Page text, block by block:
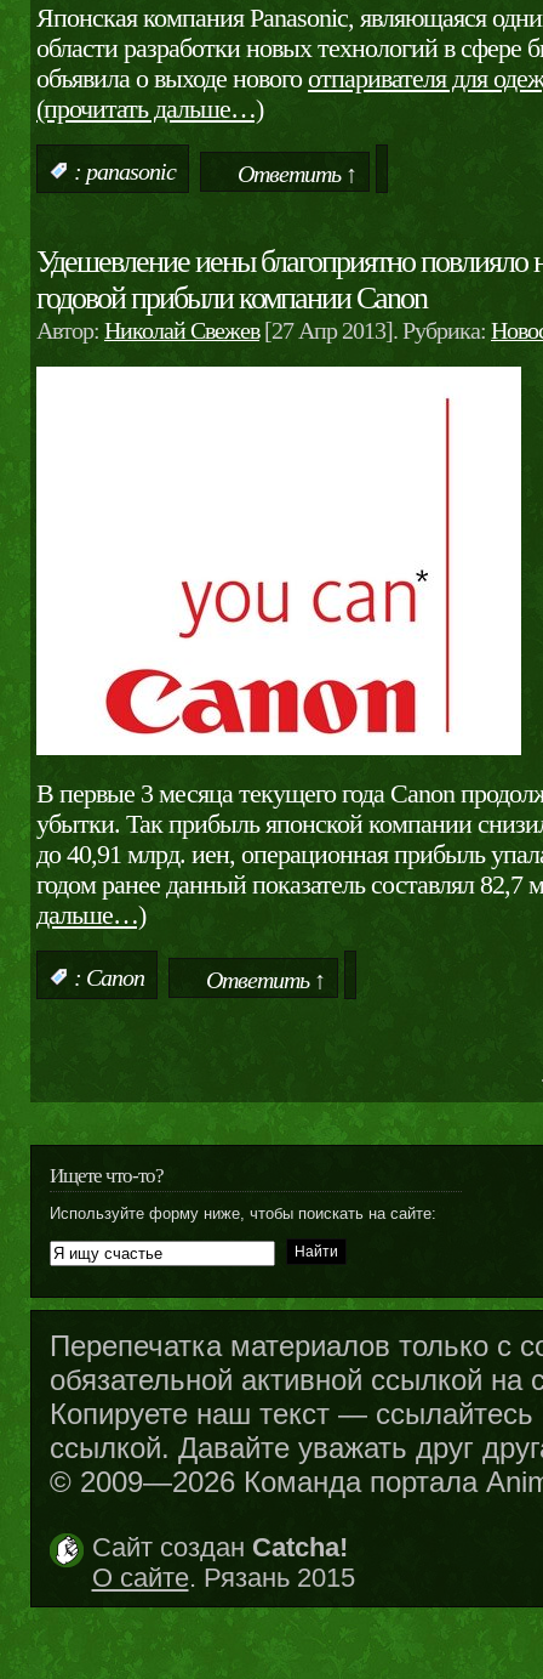
Японская компания Panasonic, являющаяся
области разработки новых технологий в сфере
объявила о выходе новогоотпаривателя для
(прочитать дальше…)
: panasonic Ответить ↑
Удешевление иены благоприятно повлияло
годовой прибыли компании Canon
Автор: Николай Свежев[27 Апр 2013]. Рубрика:
В первые 3 месяца текущего года Canon
убытки. Так прибыль японской компании
до 40,91 млрд. иен, операционная прибыль
годом ранее данный показатель составлял 82,7
дальше…)
: Canon Ответить ↑
Ищете что-то?
Используйте форму ниже, чтобы поискать на сайте:
Перепечатка материалов только с
обязательной активной ссылкой на
Копируете наш текст —
ссылкой. Давайте уважать друг
© 2009—2026 Команда портала
Сайт создан Catcha!
О сайте. Рязань 2015